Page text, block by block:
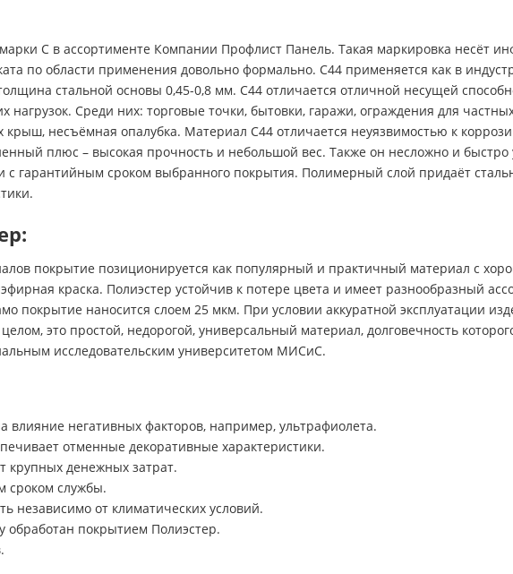
С в ассортименте Компании Профлист Панель. Такая маркировка несёт
по области применения довольно формально. С44 применяется как в
стальной основы 0,45-0,8 мм. С44 отличается отличной несущей
нагрузок. Среди них: торговые точки, бытовки, гаражи, ограждения для
крыш, несъёмная опалубка. Материал С44 отличается неуязвимостью к
плюс – высокая прочность и небольшой вес. Также он несложно и быстро
с гарантийным сроком выбранного покрытия. Полимерный слой придаёт
покрытие позиционируется как популярный и практичный материал с
краска. Полиэстер устойчив к потере цвета и имеет разнообразный
покрытие наносится слоем 25 мкм. При условии аккуратной эксплуатации
это простой, недорогой, универсальный материал, долговечность
исследовательским университетом МИСиС.
влияние негативных факторов, например, ультрафиолета.
отменные декоративные характеристики.
крупных денежных затрат.
сроком службы.
независимо от климатических условий.
обработан покрытием Полиэстер.